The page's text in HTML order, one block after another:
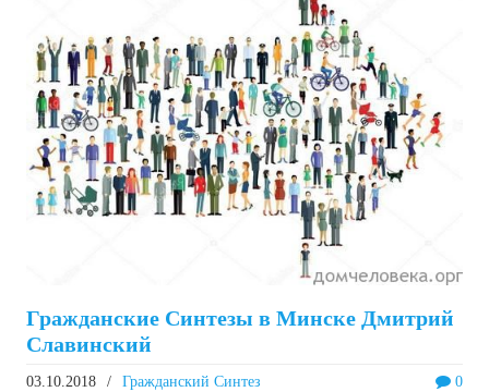
Гражданские Синтезы в Минске Дмитрий
Славинский
0
03.10.2018 / Гражданский Синтез